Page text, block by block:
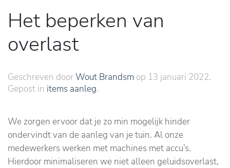
Het beperken van
overlast
Geschreven doorWout Brandsm op 13 januari 2022.
Gepost in items aanleg.
We zorgen ervoor dat je zo min mogelijk hinder
ondervindt van de aanleg van je tuin. Al onze
medewerkers werken met machines met accu’s.
Hierdoor minimaliseren we niet alleen geluidsoverlast,